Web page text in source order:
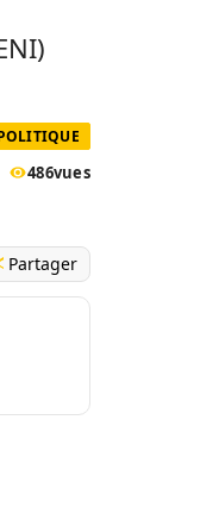
486vues
Partager